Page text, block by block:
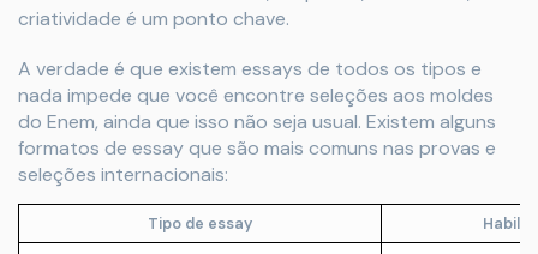
criatividade é um ponto chave.
A verdade é que existem essays de todos os tipos e
nada impede que você encontre seleções aos moldes
do Enem, ainda que isso não seja usual. Existem alguns
formatos de essay que são mais comuns nas provas e
seleções internacionais:
Tipo de essay